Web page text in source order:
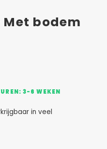
bodem
3-6 WEKEN
in veel